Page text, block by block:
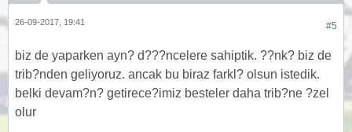
#5
26-09-2017, 19:41
biz de yaparken ayn? d???ncelere sahiptik. ??nk? biz de
trib?nden geliyoruz. ancak bu biraz farkl? olsun istedik.
belki devam?n? getirece?imiz besteler daha trib?ne ?zel
olur